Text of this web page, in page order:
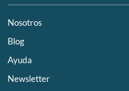
Nosotros
Blog
Ayuda
Newsletter